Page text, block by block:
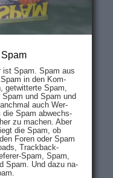
ist Spam. Spam aus
in den Kom­
ge­twit­ter­te Spam,
und Spam und
auch Wer­
die Spam ab­wechs­
zu mach­en. Aber
die Spam, ob
Fo­ren oder Spam
Track­back-
Spam, Spam,
Spam. Und da­zu na­